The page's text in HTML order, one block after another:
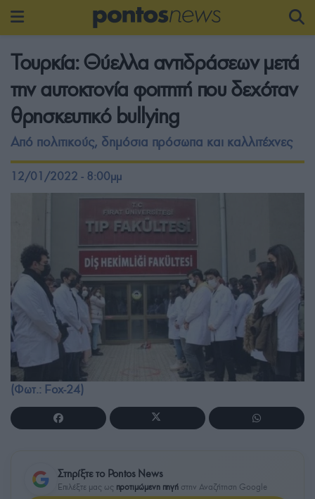
Τουρκία: Θύελλα αντιδράσεων μετά
την αυτοκτονία φοιτητή που δεχόταν
θρησκευτικό bullying
Από πολιτικούς, δημόσια πρόσωπα και καλλιτέχνες
12/01/2022 - 8:00μμ
(Φωτ.: Fox-24)
Στηρίξτε το Pontos News
Επιλέξτε μας ως προτιμώμενη πηγή στην Αναζήτηση Google